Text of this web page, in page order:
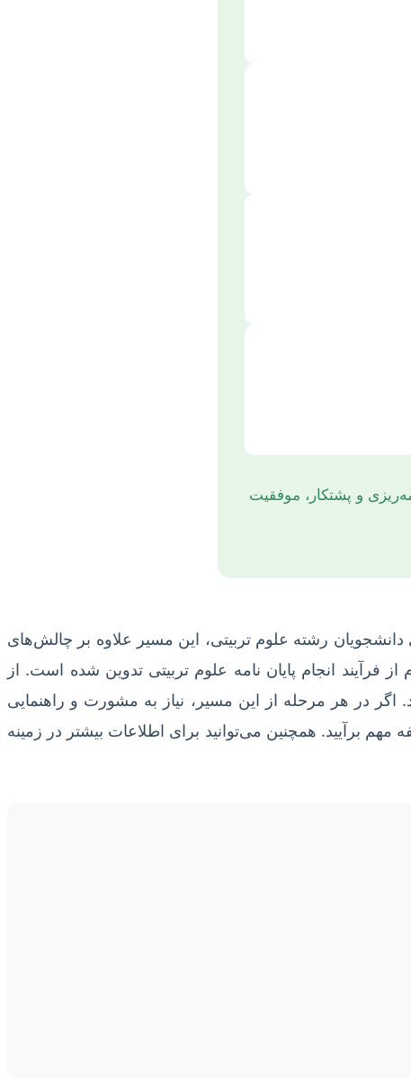
و پشتکار، موفقیت
رشته علوم تربیتی، این مسیر علاوه بر چالش‌های
انجام پایان نامه علوم تربیتی تدوین شده است. از
در هر مرحله از این مسیر، نیاز به مشورت و راهنمایی
برآیید. همچنین می‌توانید برای اطلاعات بیشتر در زمینه